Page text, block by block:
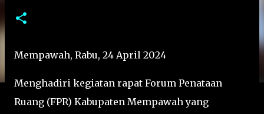
Mempawah, Rabu, 24 April 2024
Menghadiri kegiatan rapat Forum Penataan
Ruang (FPR) Kabupaten Mempawah yang